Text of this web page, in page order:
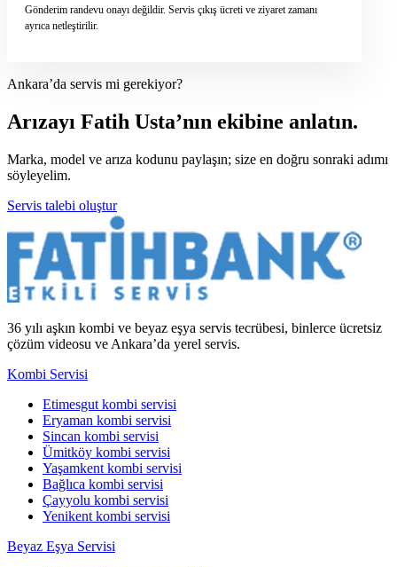
Gönderim randevu onayı değildir. Servis çıkış ücreti ve ziyaret zamanı
ayrıca netleştirilir.
Ankara’da servis mi gerekiyor?
Arızayı Fatih Usta’nın ekibine anlatın.
Marka, model ve arıza kodunu paylaşın; size en doğru sonraki adımı
söyleyelim.
Servis talebi oluştur
36 yılı aşkın kombi ve beyaz eşya servis tecrübesi, binlerce ücretsiz
çözüm videosu ve Ankara’da yerel servis.
Kombi Servisi
Etimesgut kombi servisi
Eryaman kombi servisi
Sincan kombi servisi
Ümitköy kombi servisi
Yaşamkent kombi servisi
Bağlıca kombi servisi
Çayyolu kombi servisi
Yenikent kombi servisi
Beyaz Eşya Servisi